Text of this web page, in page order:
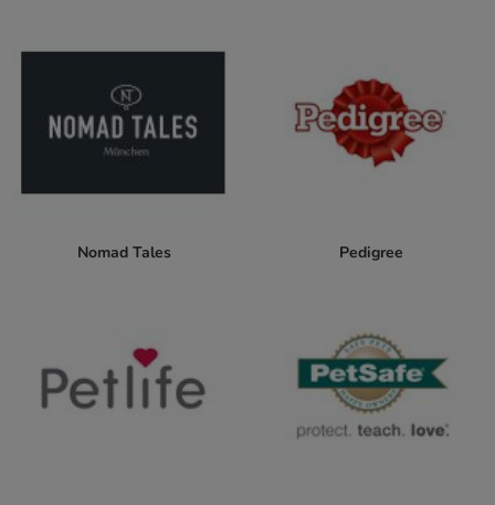
Nomad Tales Pedigree